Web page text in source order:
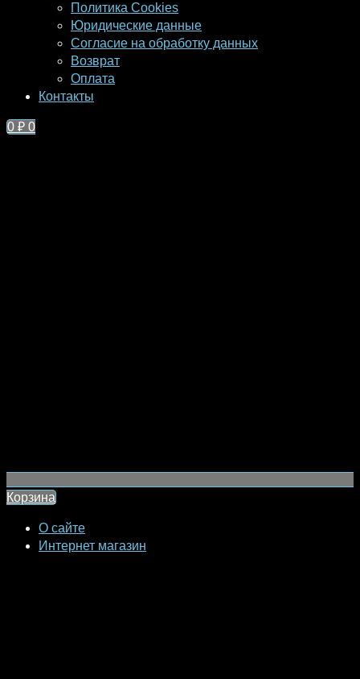
Политика Cookies
Юридические данные
Согласие на обработку данных
Возврат
Оплата
Контакты
0 ₽ 0
Корзина
О сайте
Интернет магазин